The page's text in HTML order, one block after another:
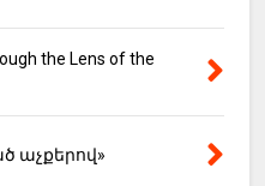
the Lens of the
աչքերով»